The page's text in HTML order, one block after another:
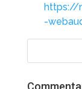
https://
-